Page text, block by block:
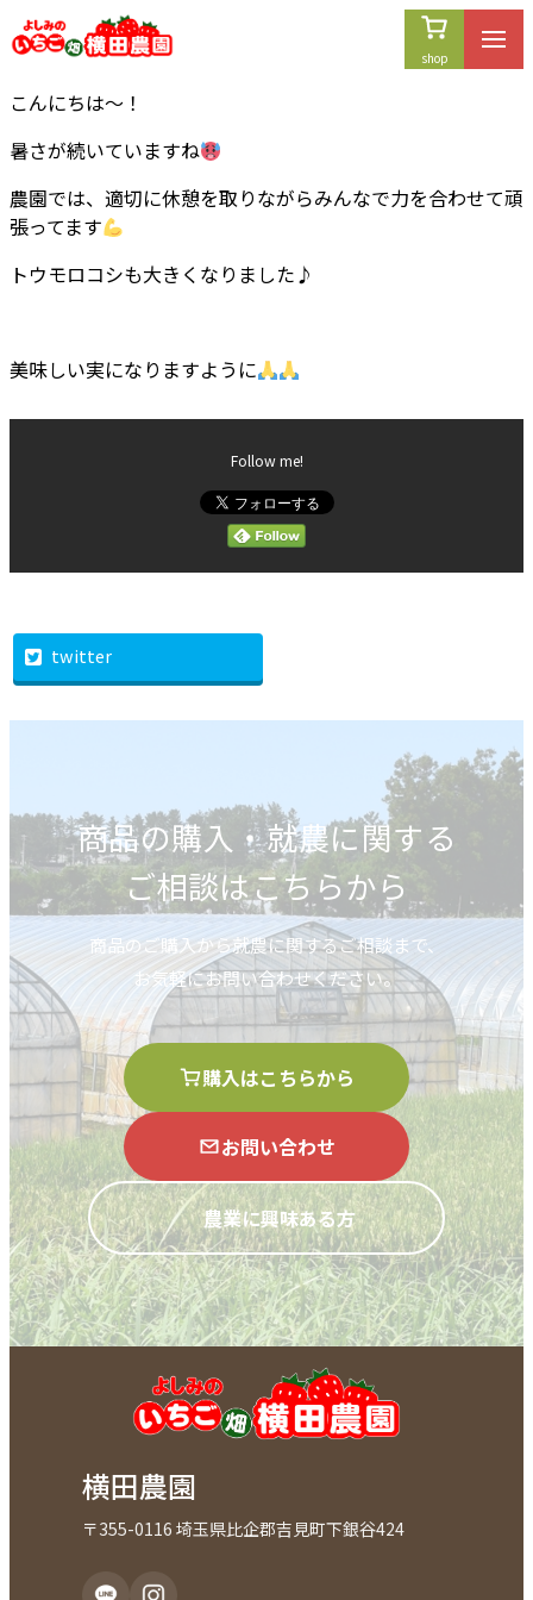
内
容
ス
キ
ッ
プ
こんにちは〜！
暑さが続いていますね
農園では、適切に休憩を取りながらみんなで力を合わせて頑
張ってます
トウモロコシも大きくなりました♪
美味しい実になりますように
Follow me!
twitter
商品の購入・就農に関する
ご相談はこちらから
商品のご購入から就農に関するご相談まで、
お気軽にお問い合わせください。
購入はこちらから
お問い合わせ
農業に興味ある方
横田農園
〒355-0116 埼玉県比企郡吉見町下銀谷424